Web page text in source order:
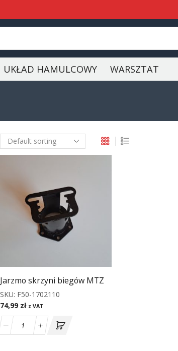
UKŁAD HAMULCOWY WARSZTAT
Jarzmo skrzyni biegów MTZ
SKU: F50-1702110
74,99 zł z VAT